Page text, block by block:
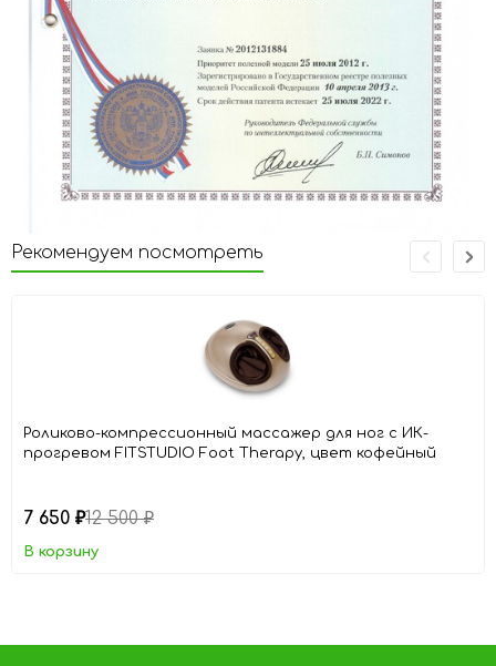
Рекомендуем посмотреть
Роликово-компрессионный массажер для ног с ИК-
прогревом FITSTUDIO Foot Therapy, цвет кофейный
7 650 ₽12 500₽
В корзину